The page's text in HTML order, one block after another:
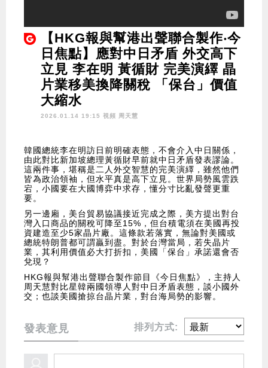
【HKG報與幫港出聲聯合製作‧今
日焦點】應對中日矛盾 外交高下
立見 李在明 黃循財 完美演繹 晶
片業移美換降關稅 「保台」價值
大縮水
2026.01.14 19:15 視頻 周天慧
韓國總統李在明訪日前明確表態，不會介入中日關係，
由此對比新加坡總理黃循財早前就中日矛盾發表謬論。
這兩件事，堪稱是二人外交智慧的完美演繹，雖然他們
皆為政治領袖，但水平真是高下立見。世界局勢風雲跌
宕，小國要在大國博弈中求存，懂分寸比亂發聲更重
要。
另一邊廂，美台貿易協議接近完成之際，美方提出對台
灣入口商品的關稅可降至15%，但台積電須在美國再投
資建造至少5家晶片廠。這條款若落實，無論對美國或
總統特朗普都可謂贏到盡。對於台灣當局，若失晶片
業，其利用價值必大打折扣，美國「保台」承諾還會否
兌現？
HKG報與幫港出聲聯合製作節目《今日焦點》，主持人
周天慧對比星韓兩國領導人對中日矛盾表態，談小國外
交；也談美國搶掠台晶片業，對台海局勢的影響。
發表意見 排列方式: